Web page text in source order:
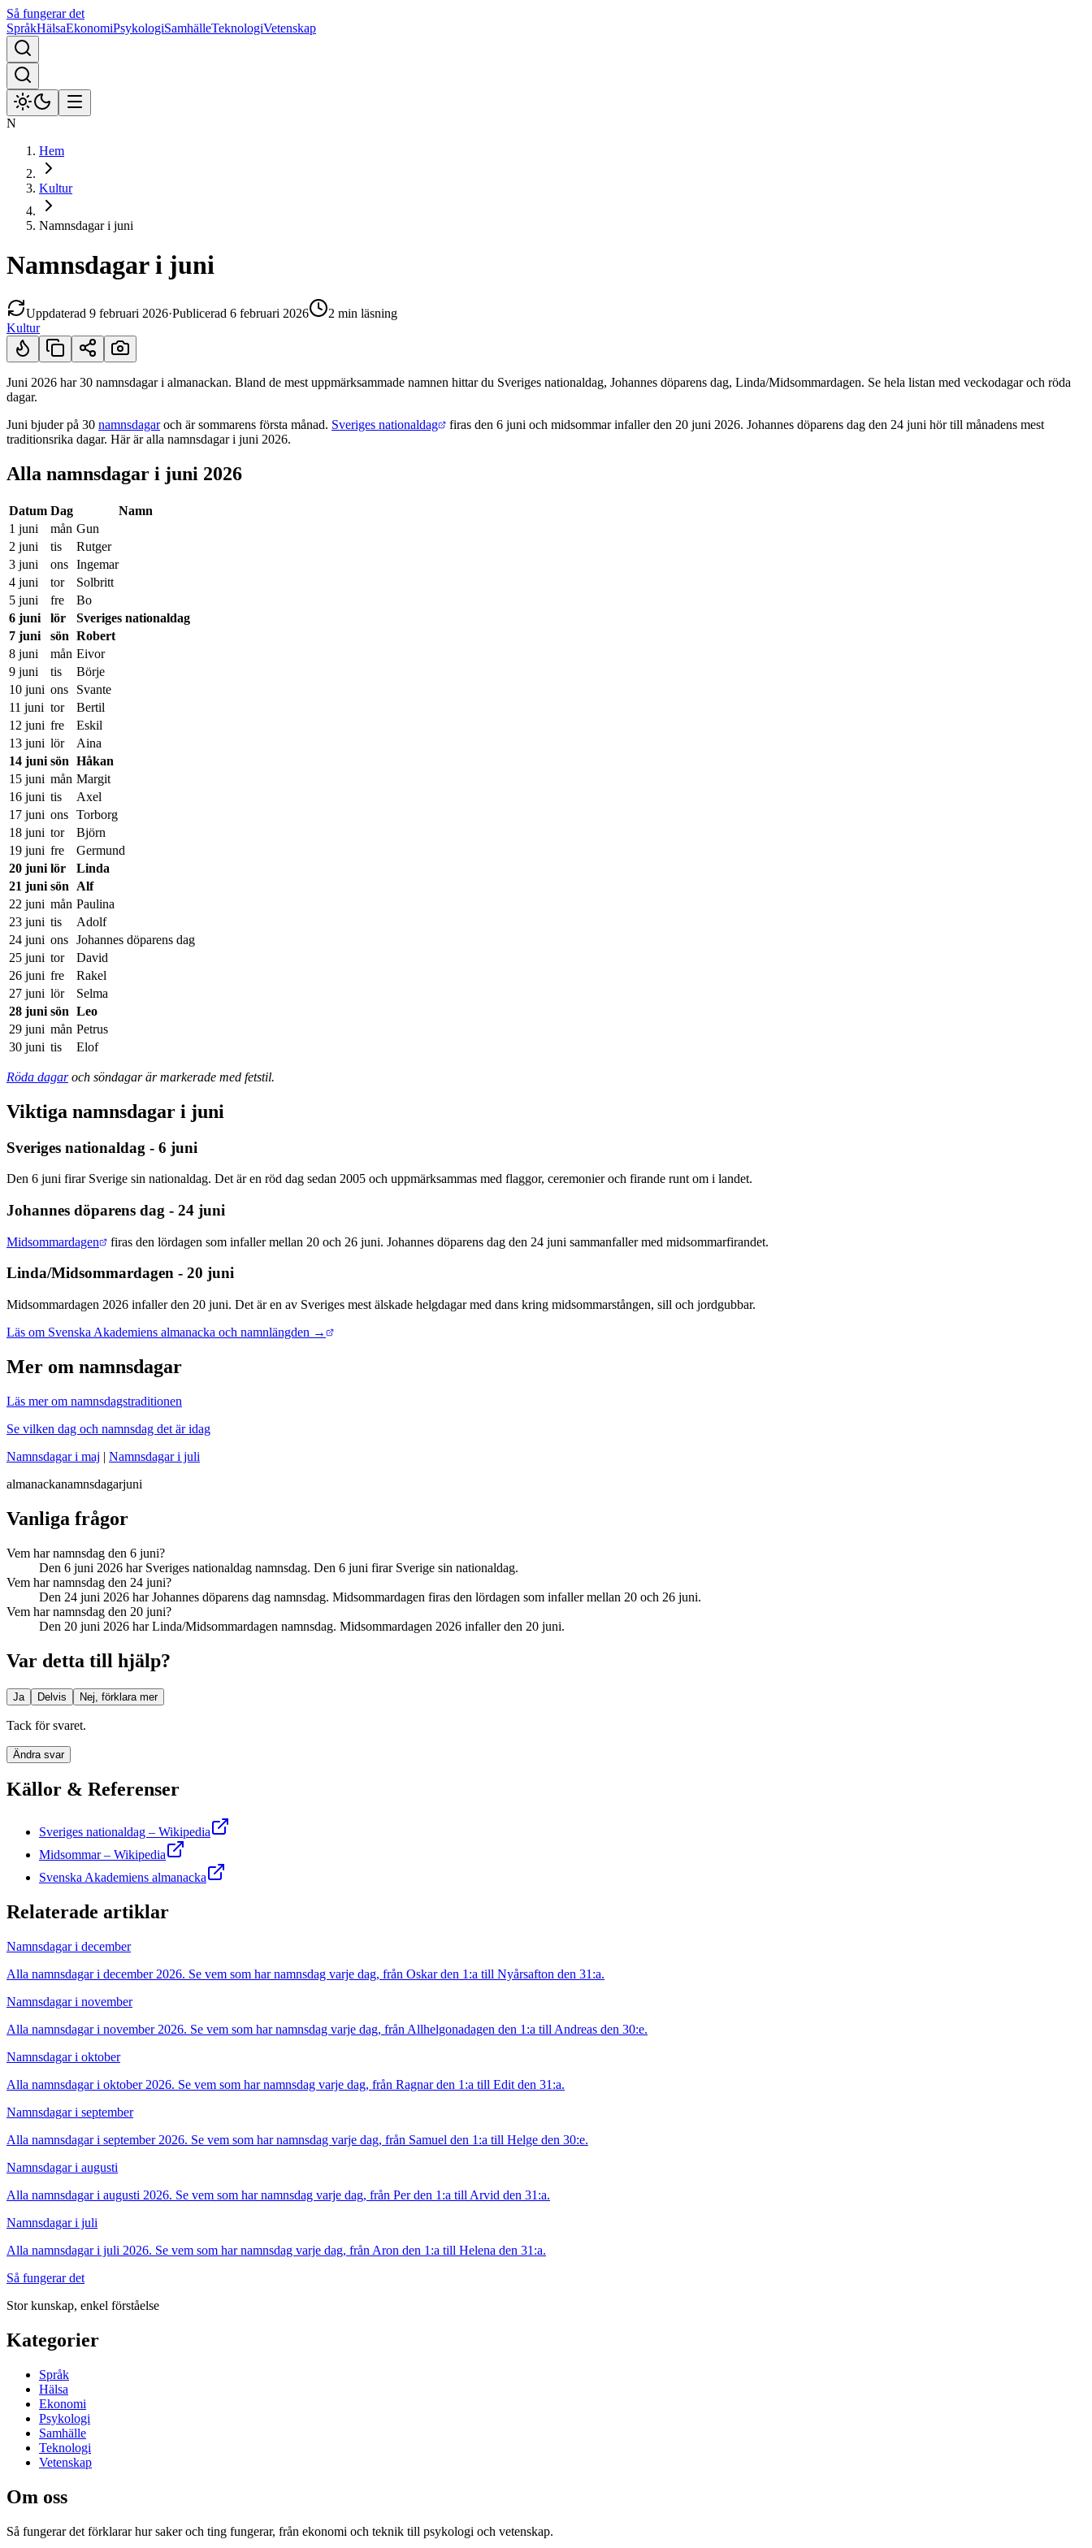
Så fungerar det
SpråkHälsaEkonomiPsykologiSamhälleTeknologiVetenskap
N
Hem
Kultur
Namnsdagar i juni
Namnsdagar i juni
Uppdaterad 9 februari 2026·Publicerad 6 februari 2026 2 min läsning
Kultur
Kort svar
Juni 2026 har 30 namnsdagar i almanackan. Bland de mest uppmärksammade namnen hittar du Sveriges nationaldag, Johannes döparens dag, Linda/Midsommardagen. Se hela listan med veckodagar och röda
dagar.
Juni bjuder på 30 namnsdagaroch är sommarens första månad. Sveriges nationaldag
firas den 6 juni och midsommar infaller den 20 juni 2026. Johannes döparens dag den 24 juni hör till månadens mest
traditionsrika dagar. Här är alla namnsdagar i juni 2026.
Alla namnsdagar i juni 2026
Datum Dag
Namn
1 juni
mån Gun
2 juni
tis
Rutger
3 juni
ons Ingemar
4 juni
tor
Solbritt
5 juni
fre
Bo
6 juni
lör
Sveriges nationaldag
7 juni
sön Robert
8 juni
mån Eivor
9 juni
tis
Börje
10 juni ons
Svante
11 juni tor
Bertil
12 juni fre
Eskil
13 juni lör
Aina
14 juni sön Håkan
15 juni mån Margit
16 juni tis
Axel
17 juni ons Torborg
18 juni tor
Björn
19 juni fre
Germund
20 juni lör
Linda
21 juni sön
Alf
22 juni mån Paulina
23 juni tis
Adolf
24 juni ons Johannes döparens dag
25 juni tor
David
26 juni fre
Rakel
27 juni lör
Selma
28 juni sön Leo
29 juni mån Petrus
30 juni tis Elof
Röda dagaroch söndagar är markerade med fetstil.
Viktiga namnsdagar i juni
Sveriges nationaldag - 6 juni
Den 6 juni firar Sverige sin nationaldag. Det är en röd dag sedan 2005 och uppmärksammas med flaggor, ceremonier och firande runt om i landet.
Johannes döparens dag - 24 juni
Midsommardagen firas den lördagen som infaller mellan 20 och 26 juni. Johannes döparens dag den 24 juni sammanfaller med midsommarfirandet.
Linda/Midsommardagen - 20 juni
Midsommardagen 2026 infaller den 20 juni. Det är en av Sveriges mest älskade helgdagar med dans kring midsommarstången, sill och jordgubbar.
Läs om Svenska Akademiens almanacka och namnlängden →
Mer om namnsdagar
Läs mer om namnsdagstraditionen
Se vilken dag och namnsdag det är idag
Namnsdagar i maj | Namnsdagar i juli
almanackanamnsdagarjuni
Vanliga frågor
Vem har namnsdag den 6 juni?
Den 6 juni 2026 har Sveriges nationaldag namnsdag. Den 6 juni firar Sverige sin nationaldag.
Vem har namnsdag den 24 juni?
Den 24 juni 2026 har Johannes döparens dag namnsdag. Midsommardagen firas den lördagen som infaller mellan 20 och 26 juni.
Vem har namnsdag den 20 juni?
Den 20 juni 2026 har Linda/Midsommardagen namnsdag. Midsommardagen 2026 infaller den 20 juni.
Var detta till hjälp?
Ja Delvis Nej, förklara mer
Tack för svaret.
Ändra svar
Källor & Referenser
Sveriges nationaldag – Wikipedia
Midsommar – Wikipedia
Svenska Akademiens almanacka
Relaterade artiklar
Namnsdagar i december
Alla namnsdagar i december 2026. Se vem som har namnsdag varje dag, från Oskar den 1:a till Nyårsafton den 31:a.
Namnsdagar i november
Alla namnsdagar i november 2026. Se vem som har namnsdag varje dag, från Allhelgonadagen den 1:a till Andreas den 30:e.
Namnsdagar i oktober
Alla namnsdagar i oktober 2026. Se vem som har namnsdag varje dag, från Ragnar den 1:a till Edit den 31:a.
Namnsdagar i september
Alla namnsdagar i september 2026. Se vem som har namnsdag varje dag, från Samuel den 1:a till Helge den 30:e.
Namnsdagar i augusti
Alla namnsdagar i augusti 2026. Se vem som har namnsdag varje dag, från Per den 1:a till Arvid den 31:a.
Namnsdagar i juli
Alla namnsdagar i juli 2026. Se vem som har namnsdag varje dag, från Aron den 1:a till Helena den 31:a.
Så fungerar det
Stor kunskap, enkel förståelse
Kategorier
Språk
Hälsa
Ekonomi
Psykologi
Samhälle
Teknologi
Vetenskap
Om oss
Så fungerar det förklarar hur saker och ting fungerar, från ekonomi och teknik till psykologi och vetenskap.